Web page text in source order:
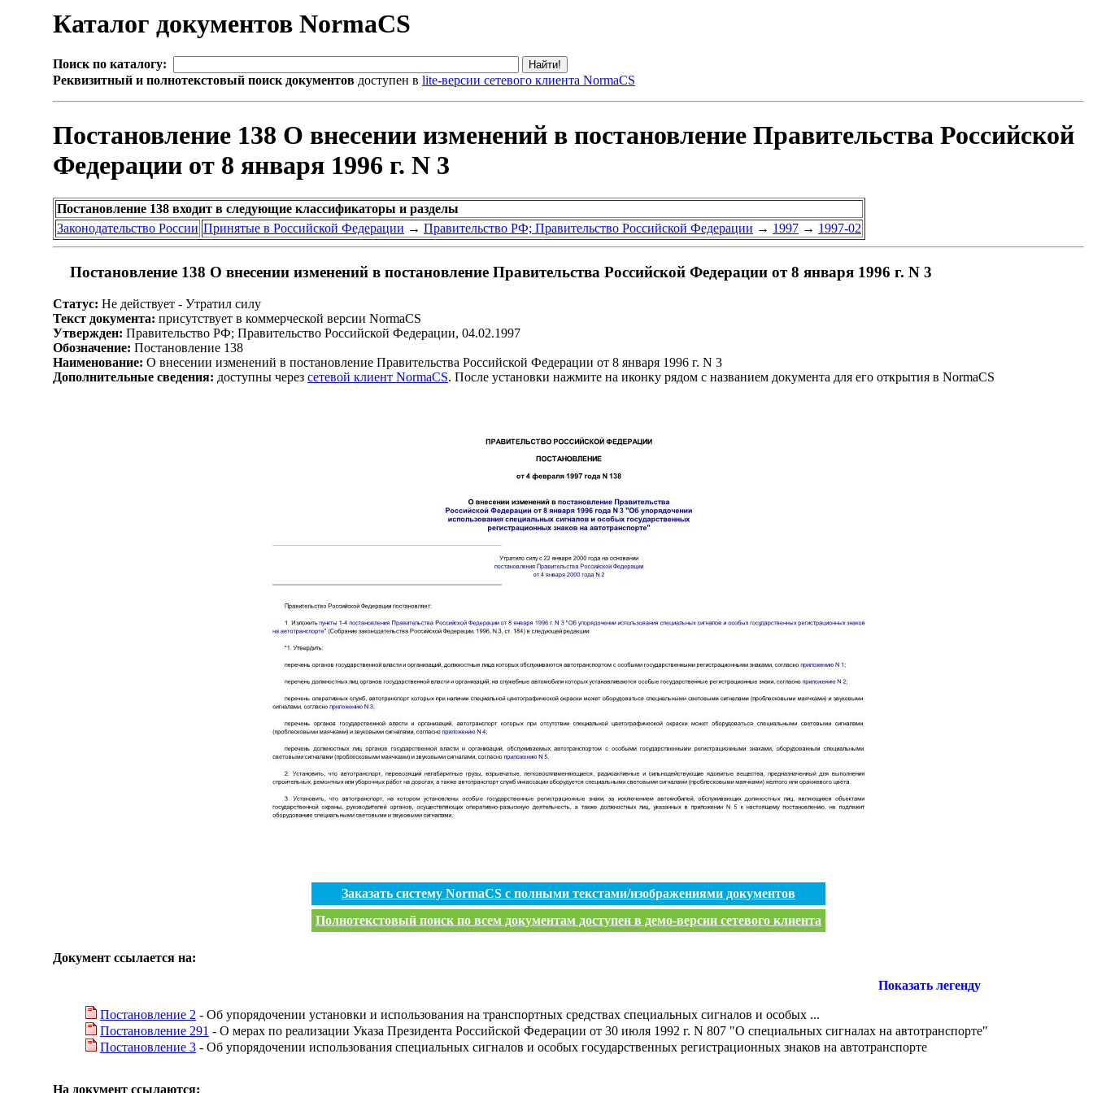
Каталог документов NormaCS
Поиск по каталогу:
Реквизитный и полнотекстовый поиск документов доступен в lite-версии сетевого клиента NormaCS
Постановление 138 О внесении изменений в постановление Правительства Российской
Федерации от 8 января 1996 г. N 3
Постановление 138 входит в следующие классификаторы и разделы
Законодательство России Принятые в Российской Федерации → Правительство РФ; Правительство Российской Федерации → 1997 → 1997-02
Постановление 138 О внесении изменений в постановление Правительства Российской Федерации от 8 января 1996 г. N 3
Статус: Не действует - Утратил силу
Текст документа: присутствует в коммерческой версии NormaCS
Утвержден: Правительство РФ; Правительство Российской Федерации, 04.02.1997
Обозначение: Постановление 138
Наименование: О внесении изменений в постановление Правительства Российской Федерации от 8 января 1996 г. N 3
Дополнительные сведения: доступны через сетевой клиент NormaCS. После установки нажмите на иконку рядом с названием документа для его открытия в NormaCS
Заказать систему NormaCS с полными текстами/изображениями документов
Полнотекстовый поиск по всем документам доступен в демо-версии сетевого клиента
Документ ссылается на:
Показать легенду
Постановление 2 - Об упорядочении установки и использования на транспортных средствах специальных сигналов и особых ...
Постановление 291 - О мерах по реализации Указа Президента Российской Федерации от 30 июля 1992 г. N 807 "О специальных сигналах на автотранспорте"
Постановление 3 - Об упорядочении использования специальных сигналов и особых государственных регистрационных знаков на автотранспорте
На документ ссылаются: